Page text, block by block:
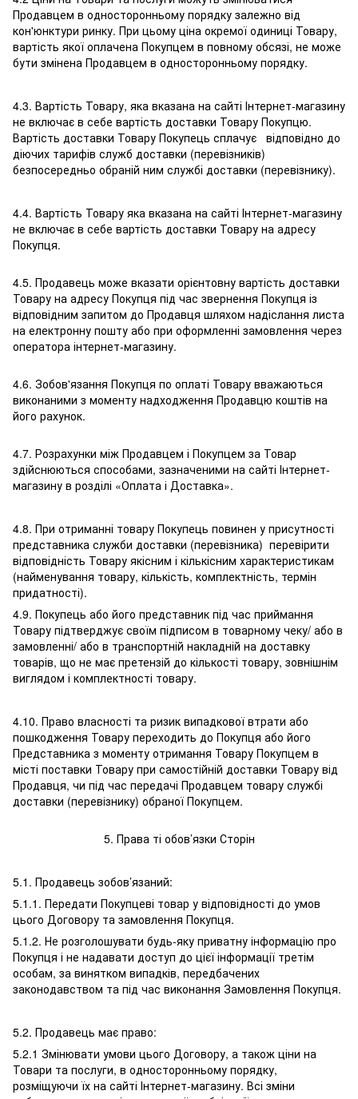
Продавцем в односторонньому порядку залежно від
кон'юнктури ринку. При цьому ціна окремої одиниці Товару,
вартість якої оплачена Покупцем в повному обсязі, не може
бути змінена Продавцем в односторонньому порядку.
4.3. Вартість Товару, яка вказана на сайті Інтернет-магазину
не включає в себе вартість доставки Товару Покупцю.
Вартість доставки Товару Покупець сплачує відповідно до
діючих тарифів служб доставки (перевізників)
безпосередньо обраній ним службі доставки (перевізнику).
4.4. Вартість Товару яка вказана на сайті Інтернет-магазину
не включає в себе вартість доставки Товару на адресу
Покупця.
4.5. Продавець може вказати орієнтовну вартість доставки
Товару на адресу Покупця під час звернення Покупця із
відповідним запитом до Продавця шляхом надіслання листа
на електронну пошту або при оформленні замовлення через
оператора інтернет-магазину.
4.6. Зобов'язання Покупця по оплаті Товару вважаються
виконаними з моменту надходження Продавцю коштів на
його рахунок.
4.7. Розрахунки між Продавцем і Покупцем за Товар
здійснюються способами, зазначеними на сайті Інтернет-
магазину в розділі «Оплата і Доставка».
4.8. При отриманні товару Покупець повинен у присутності
представника служби доставки (перевізника) перевірити
відповідність Товару якісним і кількісним характеристикам
(найменування товару, кількість, комплектність, термін
придатності).
4.9. Покупець або його представник під час приймання
Товару підтверджує своїм підписом в товарному чеку/ або в
замовленні/ або в транспортній накладній на доставку
товарів, що не має претензій до кількості товару, зовнішнім
виглядом і комплектності товару.
4.10. Право власності та ризик випадкової втрати або
пошкодження Товару переходить до Покупця або його
Представника з моменту отримання Товару Покупцем в
місті поставки Товару при самостійній доставки Товару від
Продавця, чи під час передачі Продавцем товару службі
доставки (перевізнику) обраної Покупцем.
5. Права ті обов’язки Сторін
5.1. Продавець зобов’язаний:
5.1.1. Передати Покупцеві товар у відповідності до умов
цього Договору та замовлення Покупця.
5.1.2. Не розголошувати будь-яку приватну інформацію про
Покупця і не надавати доступ до цієї інформації третім
особам, за винятком випадків, передбачених
законодавством та під час виконання Замовлення Покупця.
5.2. Продавець має право:
5.2.1 Змінювати умови цього Договору, а також ціни на
Товари та послуги, в односторонньому порядку,
розміщуючи їх на сайті Інтернет-магазину. Всі зміни